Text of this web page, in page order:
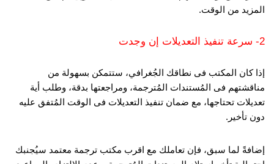
المزيد من الوقت.
2- سرعة تنفيذ التعديلات إن وجدت
إذا كان المكتب فى نطاقك الجُغرافي، ستتمكن بسهولة من
مناقشتهم فى المُستندات المُترجمة، ومراجعتها بدقة، وطلب أية
تعديلات تحتاجها، مع ضمان تنفيذ التعديلات فى الوقت المُتفق عليه
دون تأخير.
إضافةً لما سبق، فإن تعاملك مع اقرب مكتب ترجمة معتمد سيُجنبك